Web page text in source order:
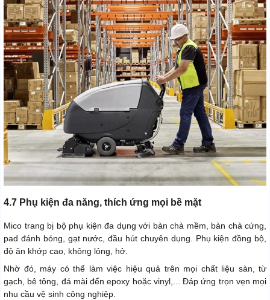
4.7 Phụ kiện đa năng, thích ứng mọi bề mặt
Mico trang bị bộ phụ kiện đa dụng với bàn chà mềm, bàn chà cứng,
pad đánh bóng, gạt nước, đầu hút chuyên dụng. Phụ kiện đồng bộ,
độ ăn khớp cao, không lỏng, hở.
Nhờ đó, máy có thể làm việc hiệu quả trên mọi chất liệu sàn, từ
gạch, bê tông, đá mài đến epoxy hoặc vinyl,... Đáp ứng trọn vẹn mọi
nhu cầu vệ sinh công nghiệp.